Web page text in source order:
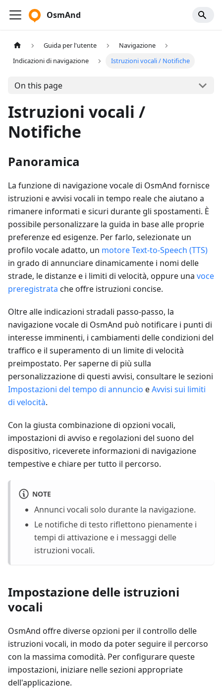
OsmAnd
Guida per l'utente
Navigazione
Indicazioni di navigazione
Istruzioni vocali / Notifiche
On this page
Istruzioni vocali /
Notifiche
Panoramica
La funzione di navigazione vocale di OsmAnd fornisce
istruzioni e avvisi vocali in tempo reale che aiutano a
rimanere informati e sicuri durante gli spostamenti. È
possibile personalizzare la guida in base alle proprie
preferenze ed esigenze. Per farlo, selezionate un
profilo vocale adatto, un motore Text-to-Speech (TTS)
in grado di annunciare dinamicamente i nomi delle
strade, le distanze e i limiti di velocità, oppure una voce
preregistrata che offre istruzioni concise.
Oltre alle indicazioni stradali passo-passo, la
navigazione vocale di OsmAnd può notificare i punti di
interesse imminenti, i cambiamenti delle condizioni del
traffico e il superamento di un limite di velocità
preimpostato. Per saperne di più sulla
personalizzazione di questi avvisi, consultare le sezioni
Impostazioni del tempo di annuncio eAvvisi sui limiti
di velocità.
Con la giusta combinazione di opzioni vocali,
impostazioni di avviso e regolazioni del suono del
dispositivo, riceverete informazioni di navigazione
tempestive e chiare per tutto il percorso.
NOTE
Annunci vocali solo durante la navigazione.
Le notifiche di testo riflettono pienamente i
tempi di attivazione e i messaggi delle
istruzioni vocali.
Impostazione delle istruzioni
vocali
OsmAnd offre diverse opzioni per il controllo delle
istruzioni vocali, in modo da poter seguire il percorso
con la massima comodità. Per configurare queste
impostazioni, iniziare nelle sezioni appropriate
dell'applicazione.